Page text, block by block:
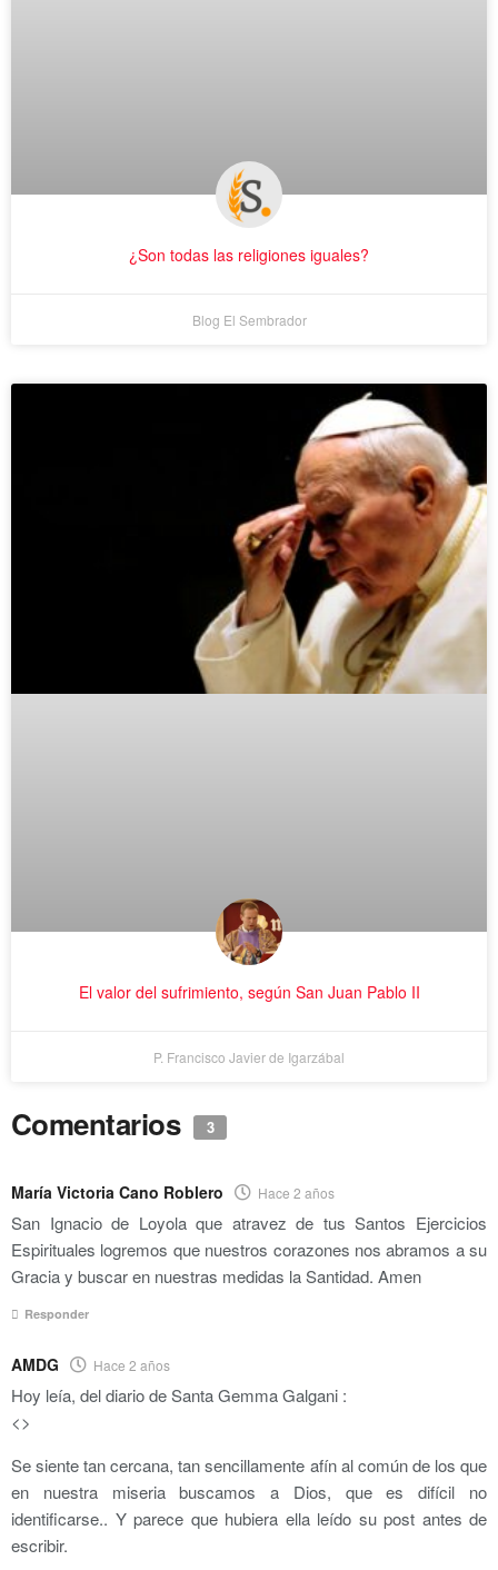
¿Son todas las religiones iguales?
Blog El Sembrador
El valor del sufrimiento, según San Juan Pablo II
P. Francisco Javier de Igarzábal
Comentarios 3
María Victoria Cano Roblero Hace 2 años
San Ignacio de Loyola que atravez de tus Santos Ejercicios
Espirituales logremos que nuestros corazones nos abramos a su
Gracia y buscar en nuestras medidas la Santidad. Amen
Responder
AMDG Hace 2 años
Hoy leía, del diario de Santa Gemma Galgani :
<>
Se siente tan cercana, tan sencillamente afín al común de los que
en nuestra miseria buscamos a Dios, que es difícil no
identificarse.. Y parece que hubiera ella leído su post antes de
escribir.